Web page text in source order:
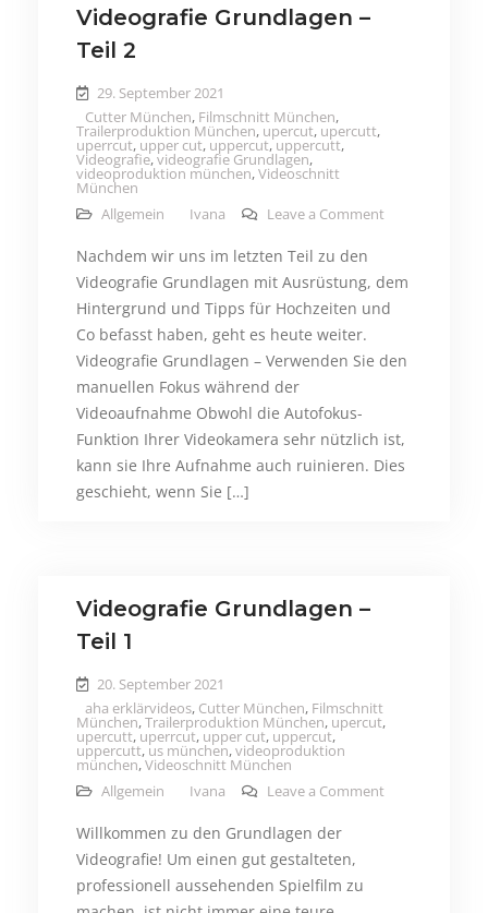
Videografie Grundlagen –
Teil 2
29. September 2021
Cutter München, Filmschnitt München,
Trailerproduktion München, upercut, upercutt,
uperrcut, upper cut, uppercut,uppercutt,
Videografie,videografie Grundlagen,
videoproduktion münchen,Videoschnitt
München
Allgemein
Ivana Leave a Comment
Nachdem wir uns im letzten Teil zu den
Videografie Grundlagen mit Ausrüstung, dem
Hintergrund und Tipps für Hochzeiten und
Co befasst haben, geht es heute weiter.
Videografie Grundlagen – Verwenden Sie den
manuellen Fokus während der
Videoaufnahme Obwohl die Autofokus-
Funktion Ihrer Videokamera sehr nützlich ist,
kann sie Ihre Aufnahme auch ruinieren. Dies
geschieht, wenn Sie […]
Videografie Grundlagen –
Teil 1
20. September 2021
aha erklärvideos, Cutter München, Filmschnitt
München,Trailerproduktion München, upercut,
upercutt, uperrcut, upper cut, uppercut,
uppercutt, us münchen,videoproduktion
münchen,Videoschnitt München
Allgemein
Ivana Leave a Comment
Willkommen zu den Grundlagen der
Videografie! Um einen gut gestalteten,
professionell aussehenden Spielfilm zu